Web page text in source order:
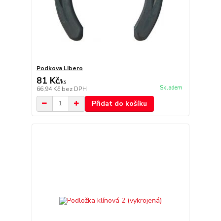
Podkova Libero
81 Kč/ks
66,94 Kč bez DPH Skladem
Přidat do košíku